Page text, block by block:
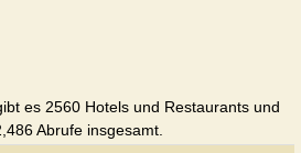
es 2560 Hotels und Restaurants und
Abrufe insgesamt.